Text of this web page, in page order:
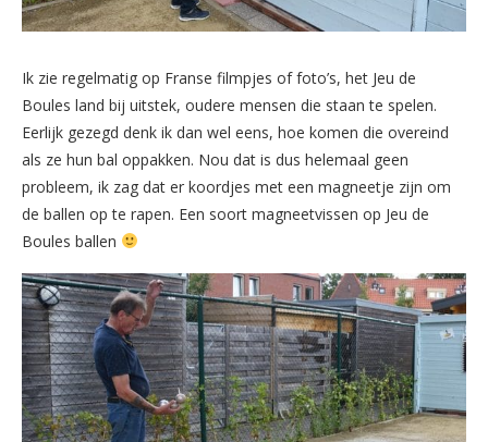
Ik zie regelmatig op Franse filmpjes of foto’s, het Jeu de
Boules land bij uitstek, oudere mensen die staan te spelen.
Eerlijk gezegd denk ik dan wel eens, hoe komen die overeind
als ze hun bal oppakken. Nou dat is dus helemaal geen
probleem, ik zag dat er koordjes met een magneetje zijn om
de ballen op te rapen. Een soort magneetvissen op Jeu de
Boules ballen